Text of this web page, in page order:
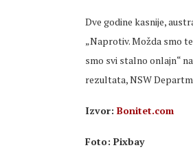
Dve godine kasnije,
„Naprotiv. Možda smo
smo svi stalno onlajn“
rezultata, NSW
Izvor: Bonitet.com
Foto: Pixbay